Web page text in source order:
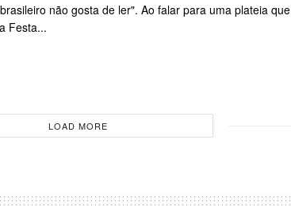
não gosta de ler". Ao falar para uma plateia que
Festa...
LOAD MORE